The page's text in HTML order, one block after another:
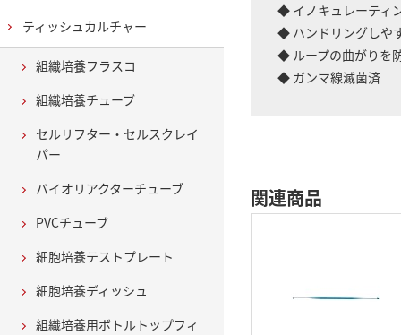
◆ イノキュレーティ
◆ ハンドリングしや
◆ ループの曲がりを
◆ ガンマ線滅菌済
関連商品
ティッシュカルチャー
組織培養フラスコ
組織培養チューブ
セルリフター・セルスクレイ
パー
バイオリアクターチューブ
PVCチューブ
細胞培養テストプレート
細胞培養ディッシュ
組織培養用ボトルトップフィ